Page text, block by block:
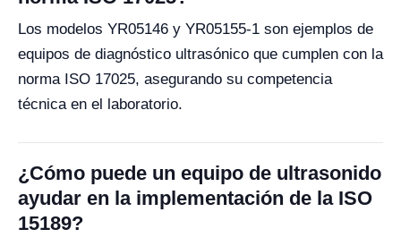
Los modelos YR05146 y YR05155-1 son ejemplos de
equipos de diagnóstico ultrasónico que cumplen con la
norma ISO 17025, asegurando su competencia
técnica en el laboratorio.
¿Cómo puede un equipo de ultrasonido
ayudar en la implementación de la ISO
15189?